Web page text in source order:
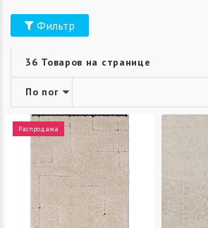
Фильтр
Распродажа